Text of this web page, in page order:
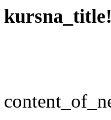
kursna_title!